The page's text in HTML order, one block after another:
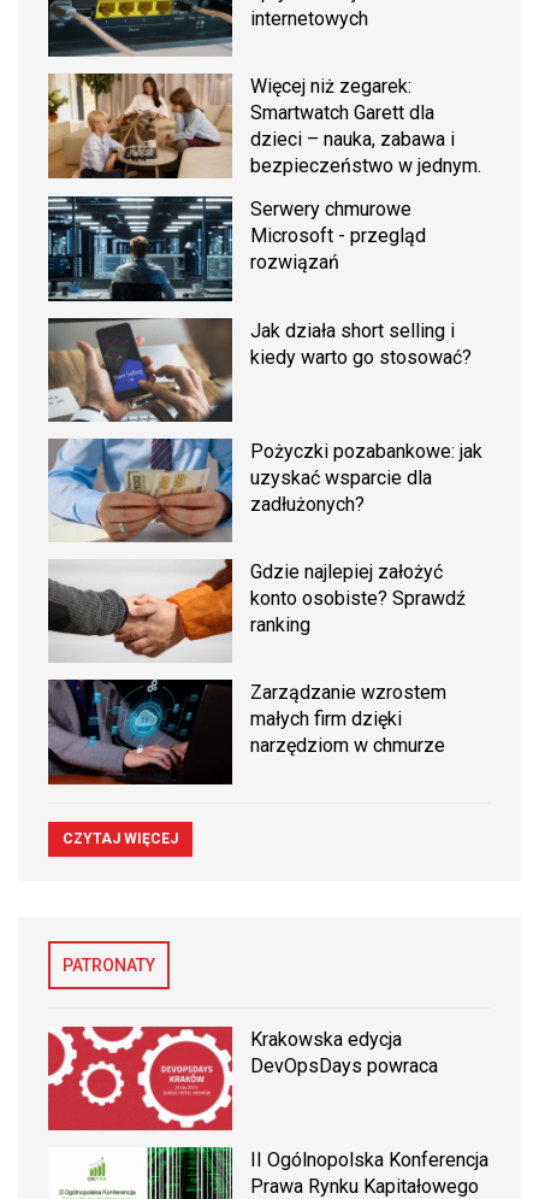
internetowych
Więcej niż zegarek:
Smartwatch Garett dla
dzieci – nauka, zabawa i
bezpieczeństwo w jednym.
Serwery chmurowe
Microsoft - przegląd
rozwiązań
Jak działa short selling i
kiedy warto go stosować?
Pożyczki pozabankowe: jak
uzyskać wsparcie dla
zadłużonych?
Gdzie najlepiej założyć
konto osobiste? Sprawdź
ranking
Zarządzanie wzrostem
małych firm dzięki
narzędziom w chmurze
CZYTAJ WIĘCEJ
PATRONATY
Krakowska edycja
DevOpsDays powraca
II Ogólnopolska Konferencja
Prawa Rynku Kapitałowego